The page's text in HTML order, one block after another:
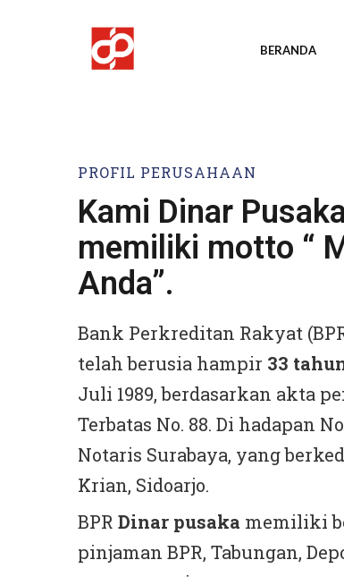
BERANDA
PROFIL PERUSAHAAN
Kami Dinar
memiliki motto “
Anda”.
Bank Perkreditan Rakyat
telah berusia hampir 33
Juli 1989, berdasarkan akta
Terbatas No. 88. Di hadapan
Notaris Surabaya, yang
Krian, Sidoarjo.
BPR Dinar pusaka memiliki
pinjaman BPR, Tabungan,